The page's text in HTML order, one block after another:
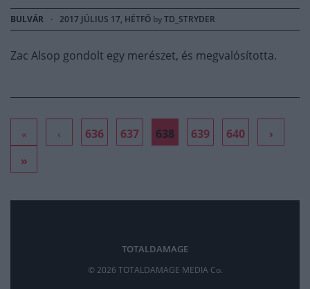
BULVÁR · 2017 JÚLIUS 17, HÉTFŐ byTD_STRYDER
Zac Alsop gondolt egy merészet, és megvalósította.
« ‹ 636 637 638 639 640
›
»
TOTALDAMAGE
© 2026 TOTALDAMAGE MEDIA Co.